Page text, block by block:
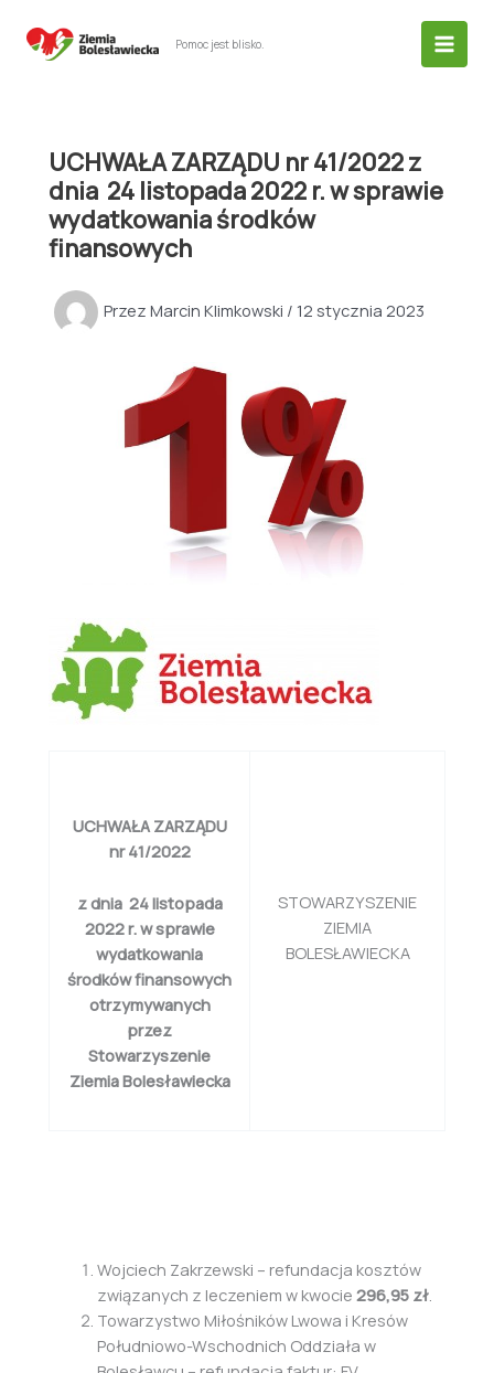
Pomoc jest blisko.
UCHWAŁA ZARZĄDU nr 41/2022 z
dnia 24 listopada 2022 r. w sprawie
wydatkowania środków
finansowych
Przez Marcin Klimkowski / 12 stycznia 2023
UCHWAŁA ZARZĄDU
nr 41/2022
z dnia 24 listopada
2022 r. w sprawie
wydatkowania
środków finansowych
otrzymywanych
przez
Stowarzyszenie
Ziemia Bolesławiecka
STOWARZYSZENIE
ZIEMIA
BOLESŁAWIECKA
Wojciech Zakrzewski – refundacja kosztów
związanych z leczeniem w kwocie 296,95 zł.
Towarzystwo Miłośników Lwowa i Kresów
Południowo-Wschodnich Oddziała w